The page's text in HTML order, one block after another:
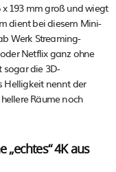
193 mm groß und wiegt
dient bei diesem Mini-
Werk Streaming-
Netflix ganz ohne
sogar die 3D-
Helligkeit nennt der
Räume noch
„echtes“ 4K aus